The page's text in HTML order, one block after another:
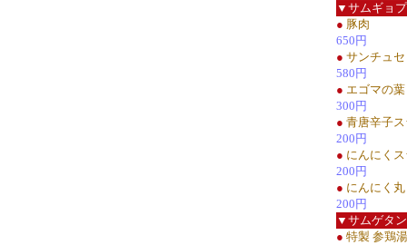
▼サムギョ
● 豚肉
650円
● サンチュ
580円
● エゴマの葉
300円
● 青唐辛子
200円
● にんにく
200円
● にんにく丸
200円
▼サムゲタン
● 特製 参鶏湯